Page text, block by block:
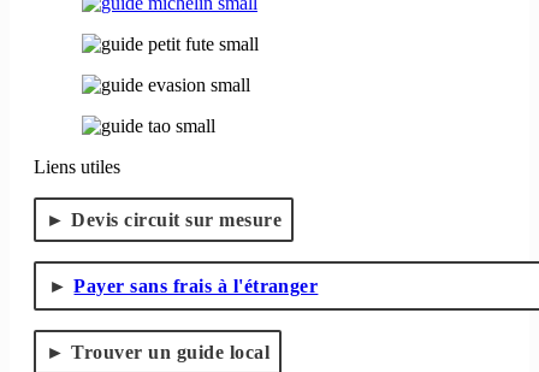
Liens utiles
Devis circuit sur mesure
Payer sans frais à l'étranger
Trouver un guide local